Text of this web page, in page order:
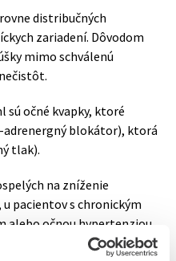
distribučných
zariadení. Dôvodom
mimo schválenú
sú očné kvapky, ktoré
blokátor), ktorá
tlak).
na zníženie
pacientov s chronickým
očnou hypertenziou.
v kombinácii s ďalšími